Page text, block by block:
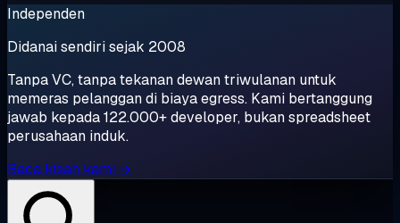
Independen
Didanai sendiri sejak 2008
Tanpa VC, tanpa tekanan dewan triwulanan untuk
memeras pelanggan di biaya egress. Kami bertanggung
jawab kepada 122.000+ developer, bukan spreadsheet
perusahaan induk.
Baca kisah kami →